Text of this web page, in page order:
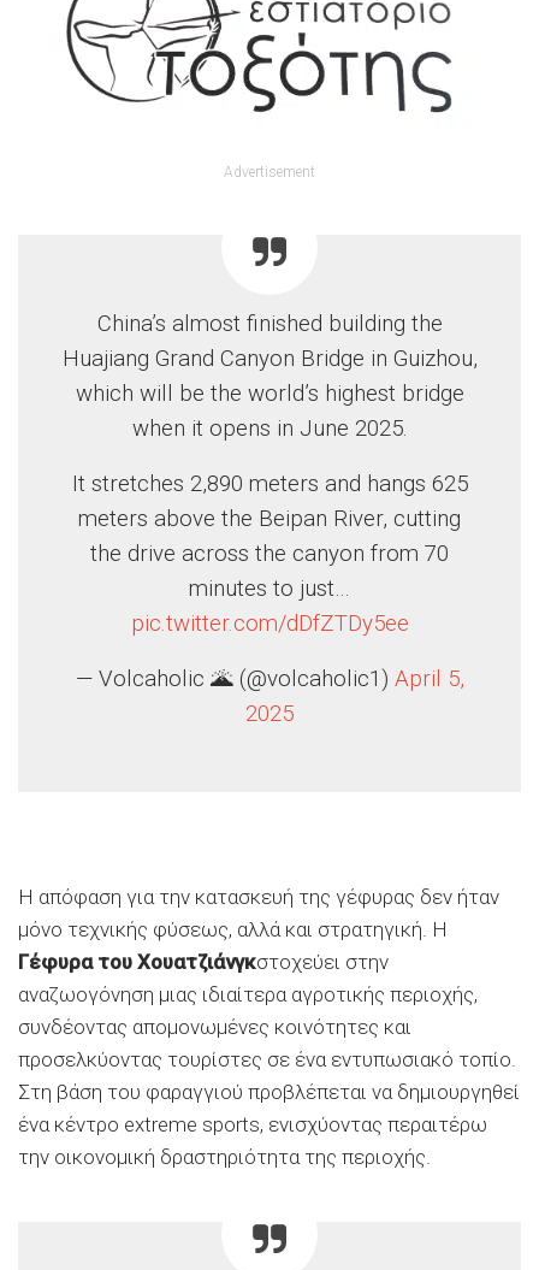
Advertisement
China’s almost finished building the
Huajiang Grand Canyon Bridge in Guizhou,
which will be the world’s highest bridge
when it opens in June 2025.
It stretches 2,890 meters and hangs 625
meters above the Beipan River, cutting
the drive across the canyon from 70
minutes to just…
pic.twitter.com/dDfZTDy5ee
— Volcaholic 🌋 (@volcaholic1) April 5,
2025
Η απόφαση για την κατασκευή της γέφυρας δεν ήταν
μόνο τεχνικής φύσεως, αλλά και στρατηγική. Η
Γέφυρα του Χουατζιάνγκστοχεύει στην
αναζωογόνηση μιας ιδιαίτερα αγροτικής περιοχής,
συνδέοντας απομονωμένες κοινότητες και
προσελκύοντας τουρίστες σε ένα εντυπωσιακό τοπίο.
Στη βάση του φαραγγιού προβλέπεται να δημιουργηθεί
ένα κέντρο extreme sports, ενισχύοντας περαιτέρω
την οικονομική δραστηριότητα της περιοχής.